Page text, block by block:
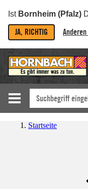
Ist Bornheim (Pfalz)
JA, RICHTIG
Startseite